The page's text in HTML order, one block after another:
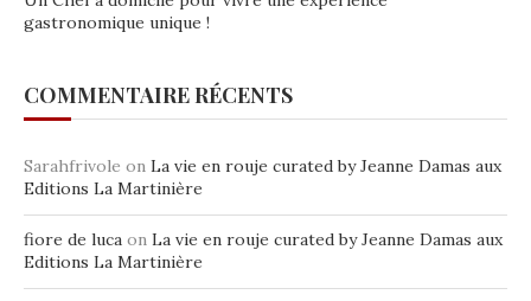
gastronomique unique !
COMMENTAIRE RÉCENTS
Sarahfrivole on La vie en rouje curated by Jeanne Damas aux
Editions La Martinière
fiore de luca on La vie en rouje curated by Jeanne Damas aux
Editions La Martinière